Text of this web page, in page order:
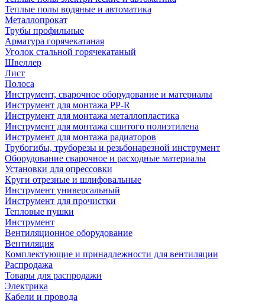
Теплые полы водяные и автоматика
Металлопрокат
Трубы профильные
Арматура горячекатаная
Уголок стальной горячекатаный
Швеллер
Лист
Полоса
Инструмент, сварочное оборудование и материалы
Инструмент для монтажа PP-R
Инструмент для монтажа металлопластика
Инструмент для монтажа сшитого полиэтилена
Инструмент для монтажа радиаторов
Трубогибы, труборезы и резьбонарезной инструмент
Оборудование сварочное и расходные материалы
Установки для опрессовки
Круги отрезные и шлифовальные
Инструмент универсальный
Инструмент для прочистки
Тепловые пушки
Инструмент
Вентиляционное оборудование
Вентиляция
Комплектующие и принадлежности для вентиляции
Распродажа
Товары для распродажи
Электрика
Кабели и провода